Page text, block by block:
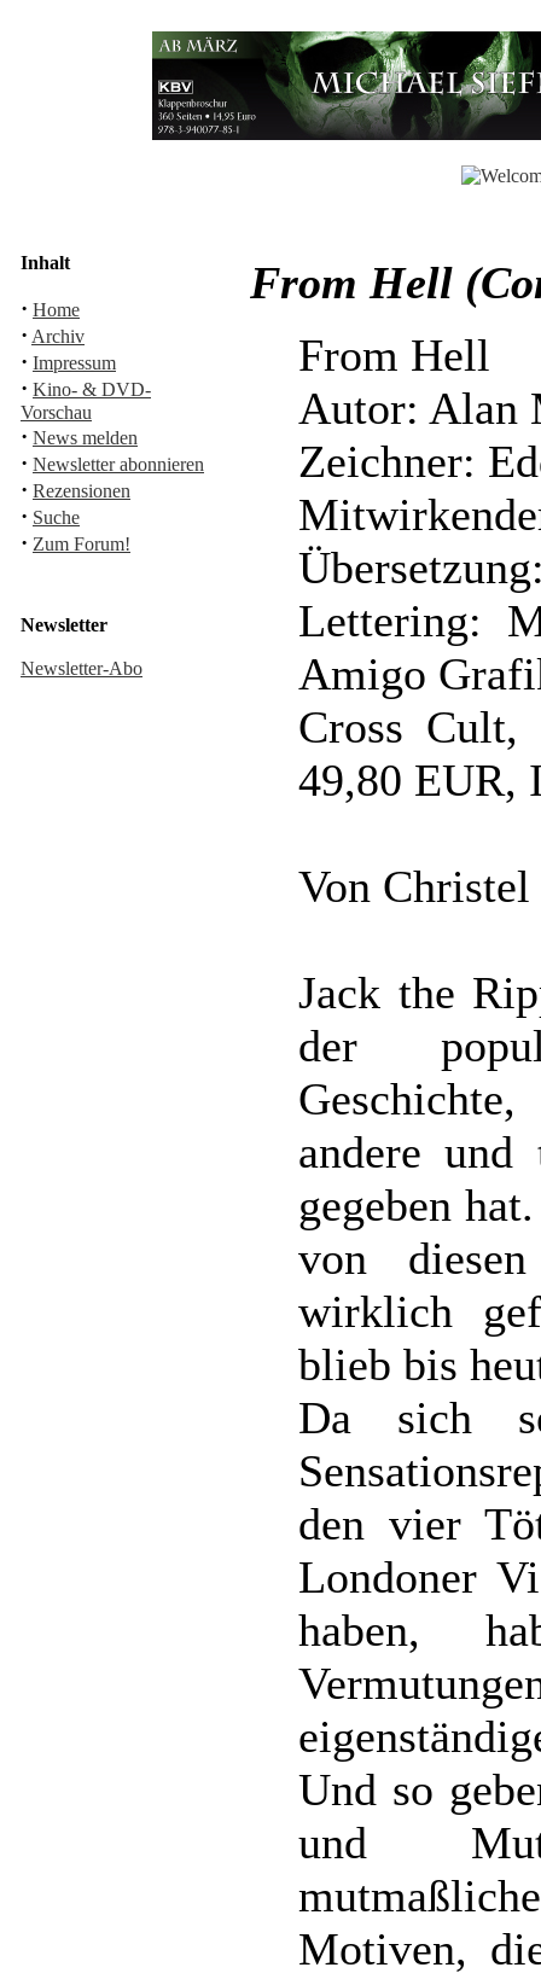
Inhalt
· Home
· Archiv
· Impressum
· Kino- & DVD-
Vorschau
· News melden
· Newsletter abonnieren
· Rezensionen
· Suche
· Zum Forum!
Newsletter
Newsletter-Abo
From Hell
From Hell
Autor: Alan
Zeichner:
Lettering:
Amigo
Cross Cult,
49,80 EUR,
Von Christel
Jack the
der
andere und
gegeben
von
wirklich
blieb bis
Da sich
den vier
Londoner
haben,
Und so
und
Motiven,